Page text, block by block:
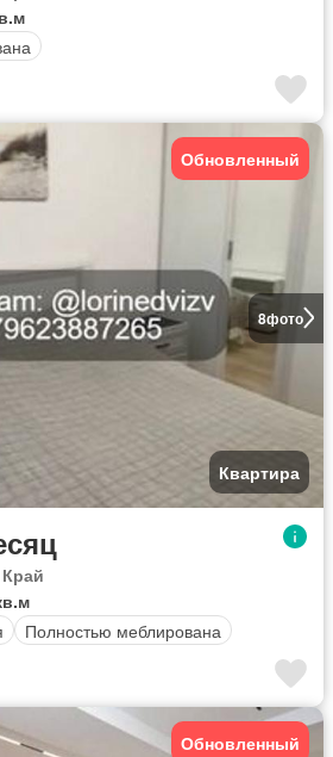
8фото
Обновленный
Квартира
Полностью меблирована
Обновленный